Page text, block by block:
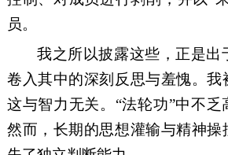
员。
我之所以披露这些，正是出
卷入其中的深刻反思与羞愧。我
这与智力无关。 “法轮功”中不乏
然而，长期的思想灌输与精神操